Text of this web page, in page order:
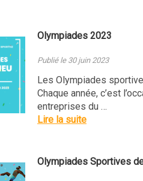
Olympiades 2023
Publié le 30 juin 2023
Les Olympiades
Chaque année, c’est
entreprises du …
Lire la suite
Olympiades Sportives